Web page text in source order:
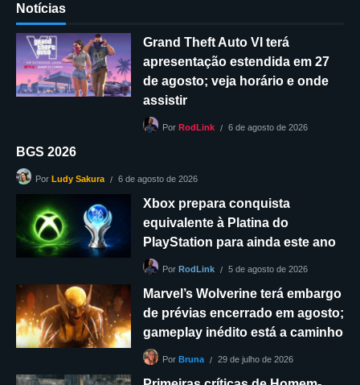
Notícias
Grand Theft Auto VI terá
apresentação estendida em 27
de agosto; veja horário e onde
assistir
Por RodLink 6 de agosto de 2026
BGS 2026
Por Ludy Sakura 6 de agosto de 2026
Xbox prepara conquista
equivalente à Platina do
PlayStation para ainda este ano
Por RodLink 5 de agosto de 2026
Marvel’s Wolverine terá embargo
de prévias encerrado em agosto;
gameplay inédito está a caminho
Por Bruna 29 de julho de 2026